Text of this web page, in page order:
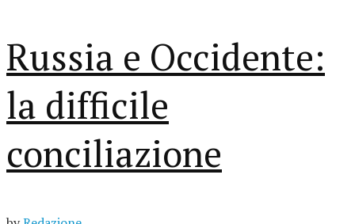
Russia e Occidente:
la difficile
conciliazione